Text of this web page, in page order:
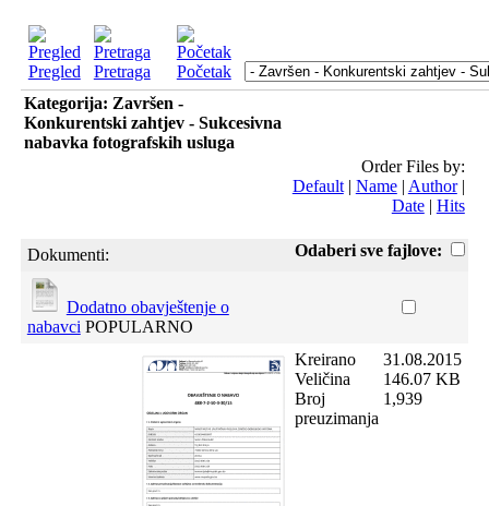
Pregled Pretraga
Početak
Kategorija: Završen -
Konkurentski zahtjev - Sukcesivna
nabavka fotografskih usluga
Order Files by:
Default| Name| Author|
Date| Hits
Odaberi sve fajlove:
Dokumenti:
Dodatno obavještenje o
nabavci POPULARNO
Kreirano
Veličina
Broj
preuzimanja
31.08.2015
146.07 KB
1,939